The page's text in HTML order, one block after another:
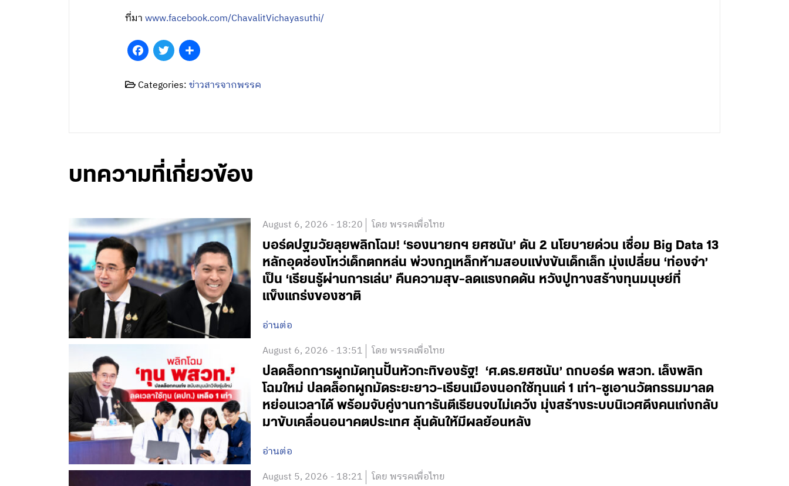
ที่มาwww.facebook.com/ChavalitVichayasuthi/
Facebook
TwitterShare
Categories:ข่าวสารจากพรรค
บทความที่เกี่ยวข้อง
August 6, 2026 - 18:20 โดย พรรคเพื่อไทย
บอร์ดปฐมวัยลุยพลิกโฉม! ‘รองนายกฯ ยศชนัน’ ดัน 2 นโยบายด่วน เชื่อม Big Data 13
หลักอุดช่องโหว่เด็กตกหล่น พ่วงกฎเหล็กห้ามสอบแข่งขันเด็กเล็ก มุ่งเปลี่ยน ‘ท่องจำ’
เป็น ‘เรียนรู้ผ่านการเล่น’ คืนความสุข-ลดแรงกดดัน หวังปูทางสร้างทุนมนุษย์ที่
แข็งแกร่งของชาติ
อ่านต่อ
August 6, 2026 - 13:51 โดย พรรคเพื่อไทย
ปลดล็อกการผูกมัดทุนปั้นหัวกะทิของรัฐ! ‘ศ.ดร.ยศชนัน’ ถกบอร์ด พสวท. เล็งพลิก
โฉมใหม่ ปลดล็อกผูกมัดระยะยาว-เรียนเมืองนอกใช้ทุนแค่ 1 เท่า-ชูเอานวัตกรรมมาลด
หย่อนเวลาได้ พร้อมจับคู่งานการันตีเรียนจบไม่เคว้ง มุ่งสร้างระบบนิเวศดึงคนเก่งกลับ
มาขับเคลื่อนอนาคตประเทศ ลุ้นดันให้มีผลย้อนหลัง
อ่านต่อ
August 5, 2026 - 18:21 โดย พรรคเพื่อไทย